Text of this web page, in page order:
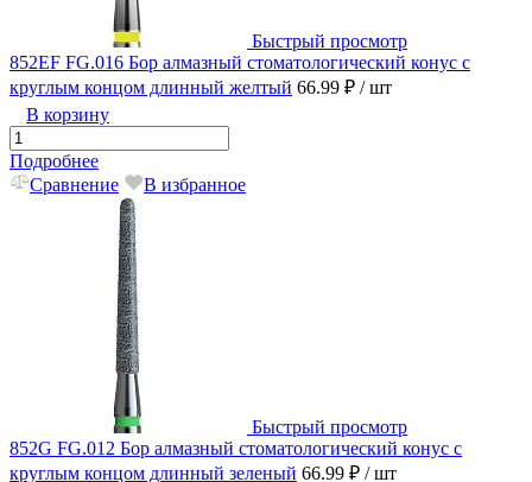
Быстрый просмотр
852EF FG.016 Бор алмазный стоматологический конус с
круглым концом длинный желтый 66.99 ₽ / шт
В корзину
Подробнее
Сравнение
В избранное
Быстрый просмотр
852G FG.012 Бор алмазный стоматологический конус с
круглым концом длинный зеленый 66.99 ₽ / шт